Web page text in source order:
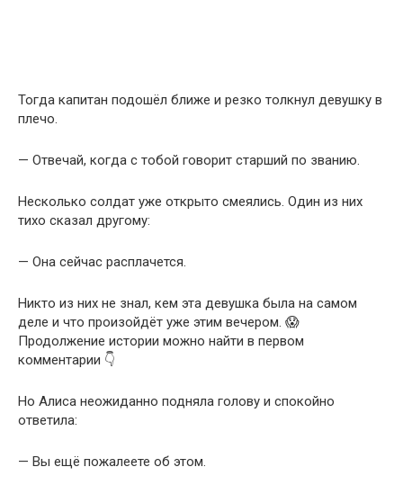
Тогда капитан подошёл ближе и резко толкнул девушку в
плечо.
— Отвечай, когда с тобой говорит старший по званию.
Несколько солдат уже открыто смеялись. Один из них
тихо сказал другому:
— Она сейчас расплачется.
Никто из них не знал, кем эта девушка была на самом
деле и что произойдёт уже этим вечером. 😱
Продолжение истории можно найти в первом
комментарии 👇
Но Алиса неожиданно подняла голову и спокойно
ответила:
— Вы ещё пожалеете об этом.